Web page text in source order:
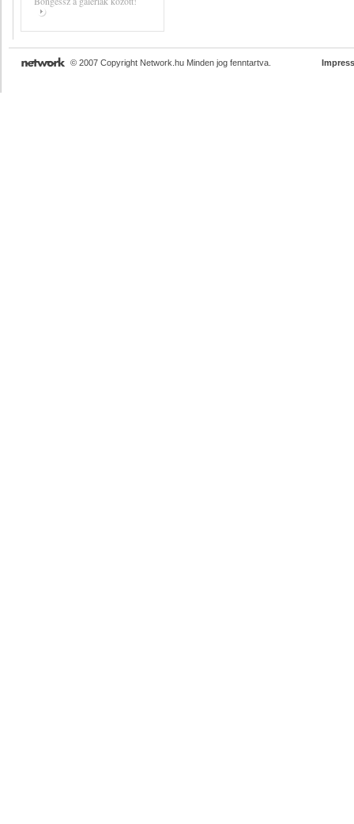
© 2007 Copyright Network.hu Minden jog fenntartva.